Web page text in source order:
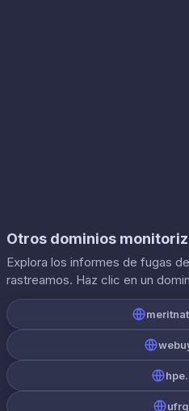
Otros dominios
Explora los informes de fugas
rastreamos. Haz clic en un